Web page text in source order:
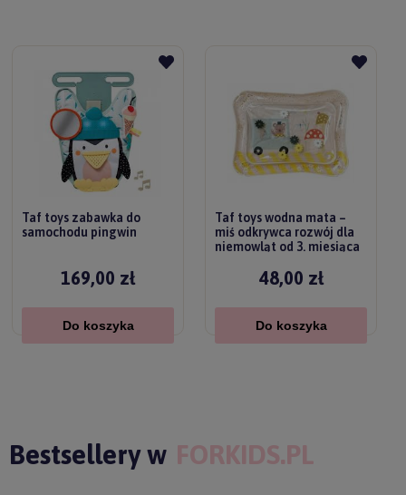
Taf toys zabawka do
samochodu pingwin
169,00 zł
Do koszyka
Taf toys wodna mata –
miś odkrywca rozwój dla
niemowląt od 3. miesiąca
48,00 zł
Do koszyka
Bestsellery w FORKIDS.PL